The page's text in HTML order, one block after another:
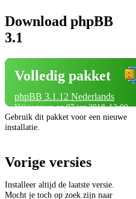
Download phpBB
3.1
Volledig pakket
phpBB 3.1.12 Nederlands
Vrijgegeven op 07 jan 2018, 12:00
Gebruik dit pakket voor een nieuwe
installatie.
Vorige versies
Installeer altijd de laatste versie.
Mocht je toch op zoek zijn naar